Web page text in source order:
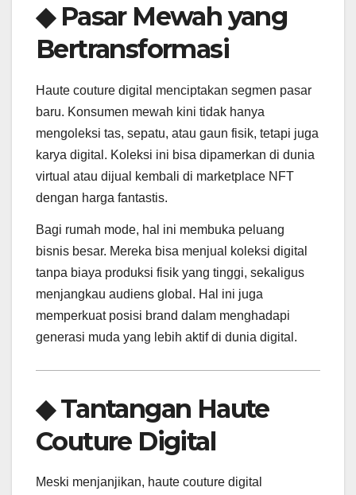
◆ Pasar Mewah yang
Bertransformasi
Haute couture digital menciptakan segmen pasar
baru. Konsumen mewah kini tidak hanya
mengoleksi tas, sepatu, atau gaun fisik, tetapi juga
karya digital. Koleksi ini bisa dipamerkan di dunia
virtual atau dijual kembali di marketplace NFT
dengan harga fantastis.
Bagi rumah mode, hal ini membuka peluang
bisnis besar. Mereka bisa menjual koleksi digital
tanpa biaya produksi fisik yang tinggi, sekaligus
menjangkau audiens global. Hal ini juga
memperkuat posisi brand dalam menghadapi
generasi muda yang lebih aktif di dunia digital.
◆ Tantangan Haute
Couture Digital
Meski menjanjikan, haute couture digital